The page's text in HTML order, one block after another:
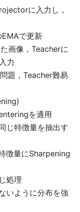
に入力し，
で更新
画像，Teacherに
力
題，Teacher難易
を適用
じ特徴量を抽出す
徴量にSharpening
処理
いように分布を強